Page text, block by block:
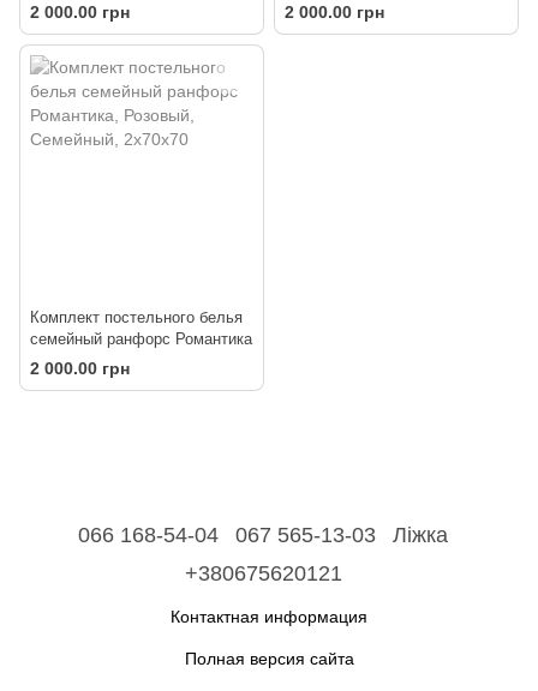
фиолетовые
2 000.00 грн
цветной
2 000.00 грн
Комплект постельного белья
семейный ранфорс Романтика
2 000.00 грн
066 168-54-04 067 565-13-03
Ліжка
+380675620121
Контактная информация
Полная версия сайта